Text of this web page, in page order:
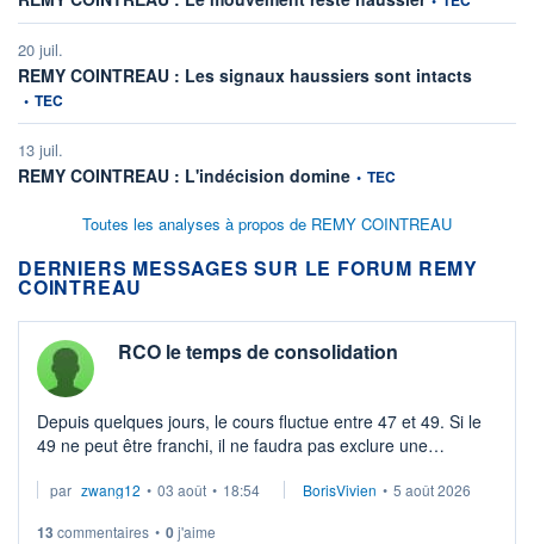
20 juil.
REMY COINTREAU : Les signaux haussiers sont intacts
• TEC
13 juil.
REMY COINTREAU : L'indécision domine information fournie par
• TEC
Toutes les analyses à propos de REMY COINTREAU
DERNIERS MESSAGES SUR LE FORUM REMY
COINTREAU
RCO le temps de consolidation
Depuis quelques jours, le cours fluctue entre 47 et 49. Si le
49 ne peut être franchi, il ne faudra pas exclure une
par zwang12 • 03 août • 18:54 BorisVivien • 5 août 2026
13 commentaires • 0j'aime